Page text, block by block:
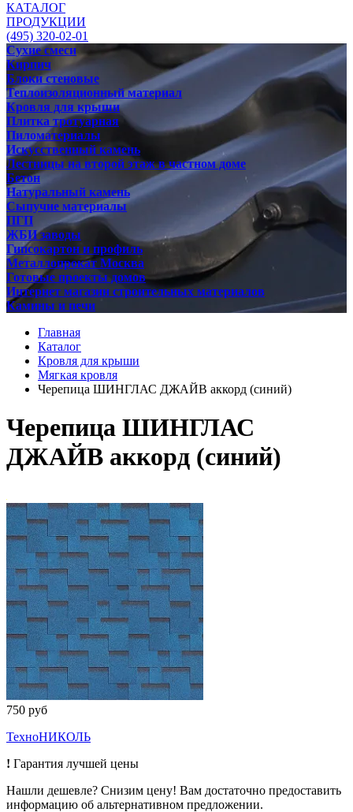
КАТАЛОГ
ПРОДУКЦИИ
(495) 320-02-01
Сухие смеси
Кирпич
Блоки стеновые
Теплоизоляционный материал
Кровля для крыши
Плитка тротуарная
Пиломатериалы
Искусственный камень
Лестницы на второй этаж в частном доме
Бетон
Натуральный камень
Сыпучие материалы
ПГП
ЖБИ заводы
Гипсокартон и профиль
Металлопрокат Москва
Готовые проекты домов
Интернет магазин строительных материалов
Камины и печи
Главная
Каталог
Кровля для крыши
Мягкая кровля
Черепица ШИНГЛАС ДЖАЙВ аккорд (синий)
Черепица ШИНГЛАС
ДЖАЙВ аккорд (синий)
750 руб
ТехноНИКОЛЬ
! Гарантия лучшей цены
Нашли дешевле? Снизим цену! Вам достаточно предоставить
информацию об альтернативном предложении.